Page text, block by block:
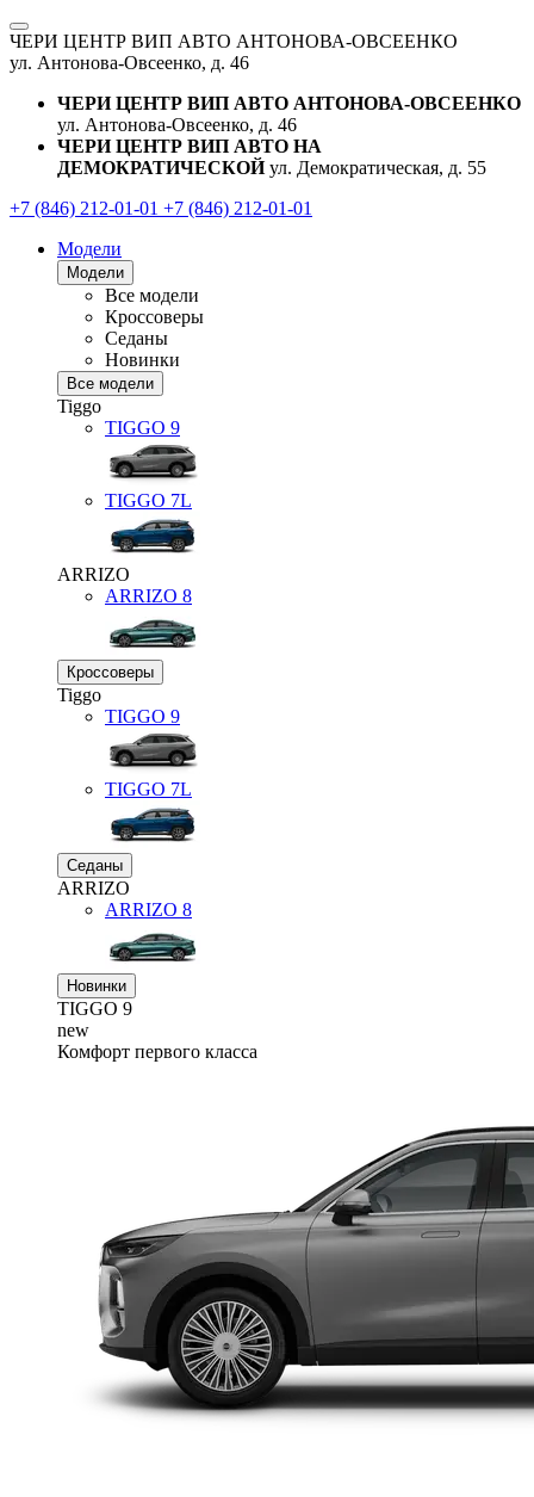
ЧЕРИ ЦЕНТР ВИП АВТО АНТОНОВА-ОВСЕЕНКО
ул. Антонова-Овсеенко, д. 46
ЧЕРИ ЦЕНТР ВИП АВТО АНТОНОВА-ОВСЕЕНКО
ул. Антонова-Овсеенко, д. 46
ЧЕРИ ЦЕНТР ВИП АВТО НА
ДЕМОКРАТИЧЕСКОЙ ул. Демократическая, д. 55
+7 (846) 212-01-01 +7 (846) 212-01-01
Модели
Модели
Все модели
Кроссоверы
Седаны
Новинки
Все модели
Tiggo
TIGGO 9
TIGGO 7L
ARRIZO
ARRIZO 8
Кроссоверы
Tiggo
TIGGO 9
TIGGO 7L
Седаны
ARRIZO
ARRIZO 8
Новинки
TIGGO 9
new
Комфорт первого класса